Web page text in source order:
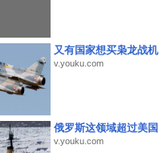
又有国家想买枭龙战机
v.youku.com
俄罗斯这领域超过美国
v.youku.com